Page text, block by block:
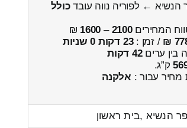
כולל
המחירים2100
–
1600
₪
/ זמן :23 דקות 0 שניות
בין ערים42 דקות
ק”ג.
עבור : אלקנה
הנשיא ,בית ראשון